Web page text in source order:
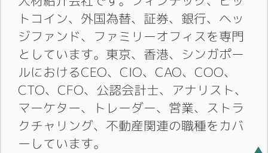
トコイン、外国為替、証券、銀行、ヘッ
ジファンド、ファミリーオフィスを専門
としています。東京、香港、シンガポー
ルにおけるCEO、CIO、CAO、COO、
CTO、CFO、公認会計士、アナリスト、
マーケター、トレーダー、営業、ストラ
クチャリング、不動産関連の職種をカバ
ーしています。